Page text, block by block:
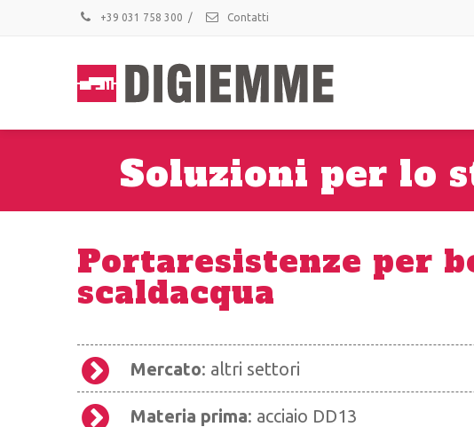
+39 031 758 300 / Contatti
Soluzioni per lo
Portaresistenze per
scaldacqua
Mercato: altri settori
Materia prima: acciaio DD13